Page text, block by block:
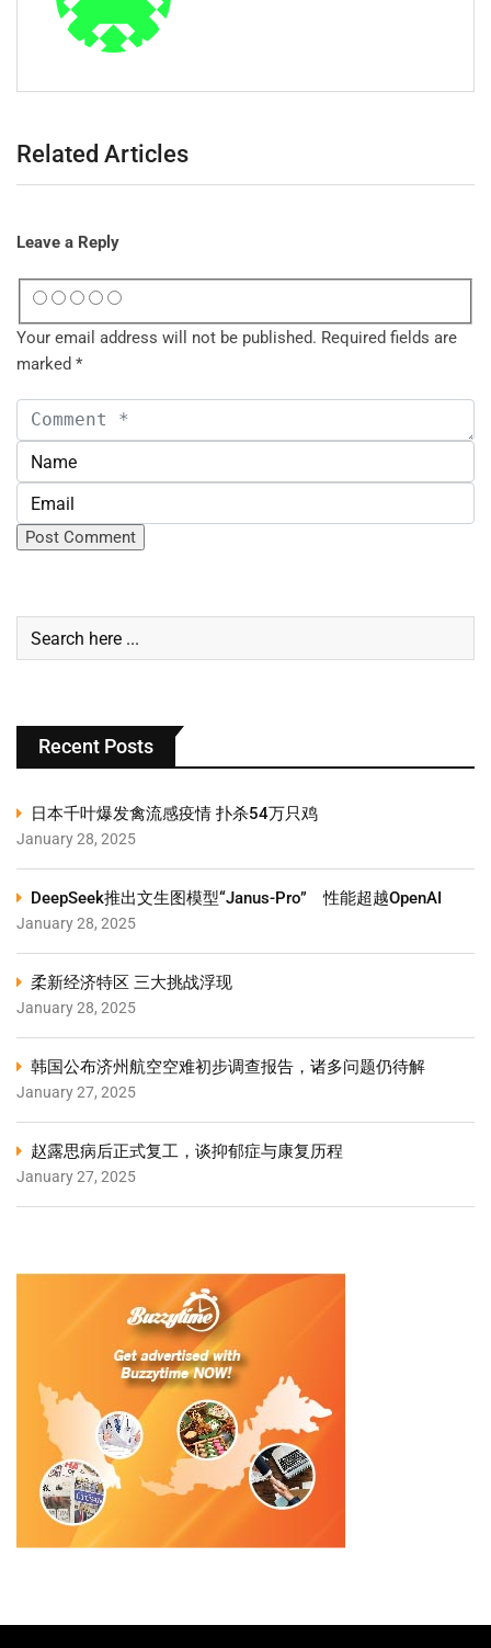
Related Articles
Leave a Reply
Your email address will not be published. Required fields are
marked *
Recent Posts
日本千叶爆发禽流感疫情 扑杀54万只鸡
January 28, 2025
DeepSeek推出文生图模型“Janus-Pro” 性能超越OpenAI
January 28, 2025
柔新经济特区 三大挑战浮现
January 28, 2025
韩国公布济州航空空难初步调查报告，诸多问题仍待解
January 27, 2025
赵露思病后正式复工，谈抑郁症与康复历程
January 27, 2025